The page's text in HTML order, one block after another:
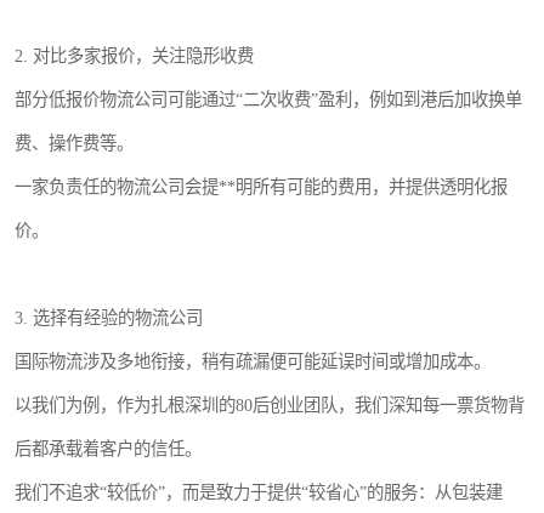
2. 对比多家报价，关注隐形收费
部分低报价物流公司可能通过“二次收费”盈利，例如到港后加收换单
费、操作费等。
一家负责任的物流公司会提**明所有可能的费用，并提供透明化报
价。
3. 选择有经验的物流公司
国际物流涉及多地衔接，稍有疏漏便可能延误时间或增加成本。
以我们为例，作为扎根深圳的80后创业团队，我们深知每一票货物背
后都承载着客户的信任。
我们不追求“较低价”，而是致力于提供“较省心”的服务：从包装建